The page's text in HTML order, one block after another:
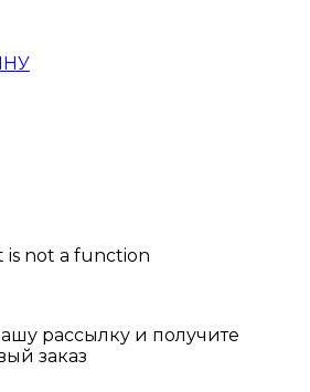
is not a function
рассылку и получите
заказ